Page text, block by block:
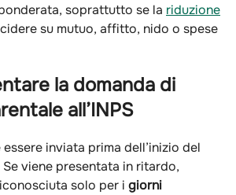
soprattutto se la riduzione
su mutuo, affitto, nido o spese
la domanda di
all’INPS
inviata prima dell’inizio del
viene presentata in ritardo,
solo per i giorni